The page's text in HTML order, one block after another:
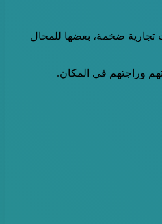
مساحات تجارية ضخمة، بعضها للمحال
وراجتهم في المكان.